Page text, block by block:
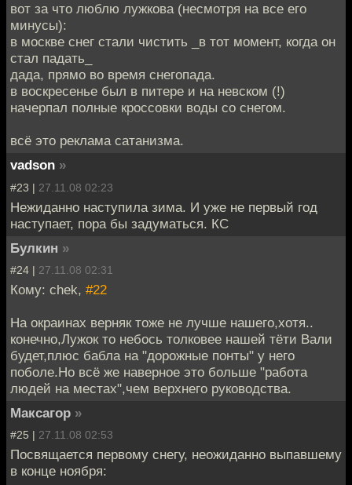
вот за что люблю лужкова (несмотря на все его
минусы):
в москве снег стали чистить _в тот момент, когда он
стал падать_
дада, прямо во время снегопада.
в воскресенье был в питере и на невском (!)
начерпал полные кроссовки воды со снегом.
всё это реклама сатанизма.
vadson »
#23 | 27.11.08 02:23
Нежиданно наступила зима. И уже не первый год
наступает, пора бы задуматься. КС
Булкин »
#24 | 27.11.08 02:31
Кому: chek, #22
На окраинах верняк тоже не лучше нашего,хотя..
конечно,Лужок то небось толковее нашей тёти Вали
будет,плюс бабла на "дорожные понты" у него
поболе.Но всё же наверное это больше "работа
людей на местах",чем верхнего руководства.
Максагор »
#25 | 27.11.08 02:53
Посвящается первому снегу, неожиданно выпавшему
в конце ноября: